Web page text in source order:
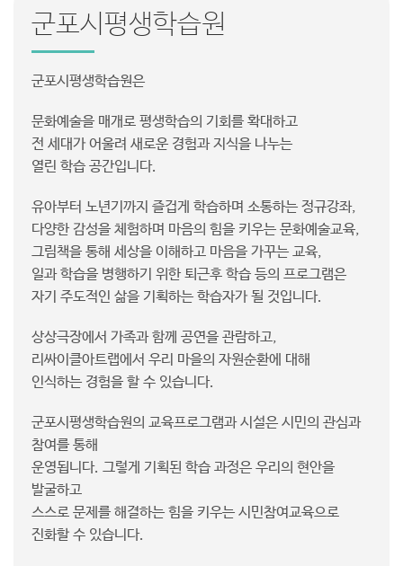
군포시평생학습원
군포시평생학습원은
문화예술을 매개로 평생학습의 기회를 확대하고
전 세대가 어울려 새로운 경험과 지식을 나누는
열린 학습 공간입니다.
유아부터 노년기까지 즐겁게 학습하며 소통하는 정규강좌,
다양한 감성을 체험하며 마음의 힘을 키우는 문화예술교육,
그림책을 통해 세상을 이해하고 마음을 가꾸는 교육,
일과 학습을 병행하기 위한 퇴근후 학습 등의 프로그램은
자기 주도적인 삶을 기획하는 학습자가 될 것입니다.
상상극장에서 가족과 함께 공연을 관람하고,
리싸이클아트랩에서 우리 마을의 자원순환에 대해
인식하는 경험을 할 수 있습니다.
군포시평생학습원의 교육프로그램과 시설은 시민의 관심과
참여를 통해
운영됩니다. 그렇게 기획된 학습 과정은 우리의 현안을
발굴하고
스스로 문제를 해결하는 힘을 키우는 시민참여교육으로
진화할 수 있습니다.